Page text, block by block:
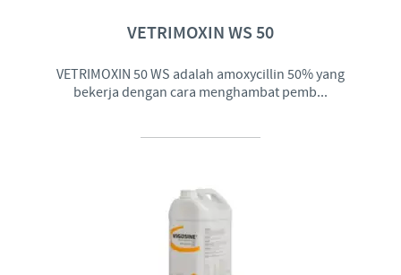
VETRIMOXIN WS 50
VETRIMOXIN 50 WS adalah amoxycillin 50% yang
bekerja dengan cara menghambat pemb...